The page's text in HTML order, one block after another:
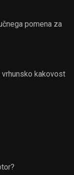
pomena za
kakovost